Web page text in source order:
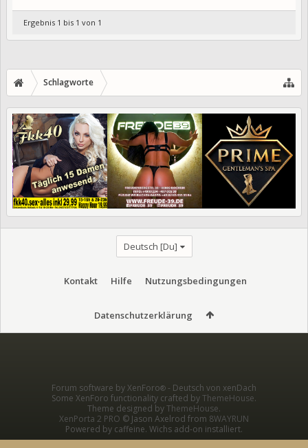
Ergebnis 1 bis 1 von 1
Schlagworte
Deutsch [Du]
Kontakt Hilfe Nutzungsbedingungen
Datenschutzerklärung
Forum software by XenForo® - Deutsch von xenDach
Some XenForo functionality crafted byThemeHouse.
Theme designed byThemeHouse.
XenPorta 2 PRO © Jason Axelrod from 8WAYRUN
Powered by caffeine. Wichs add-on installiert.